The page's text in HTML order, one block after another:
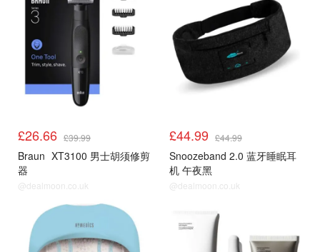
£26.66 £39.99
Braun XT3100 男士胡须修剪
器
@dealmoon.co.uk
£44.99 £44.99
Snoozeband 2.0 蓝牙睡眠耳
机 午夜黑
@dealmoon.co.uk